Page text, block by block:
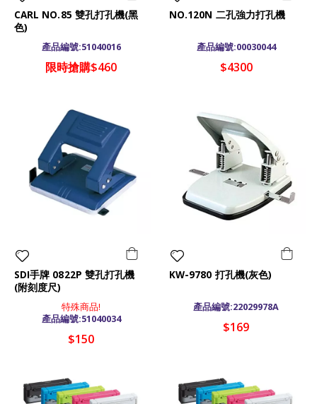
CARL NO.85 雙孔打孔機(黑
色)
產品編號:51040016
限時搶購$460
NO.120N 二孔強力打孔機
產品編號:00030044
$4300
SDI手牌 0822P 雙孔打孔機
(附刻度尺)
特殊商品!
產品編號:51040034
$150
KW-9780 打孔機(灰色)
產品編號:22029978A
$169